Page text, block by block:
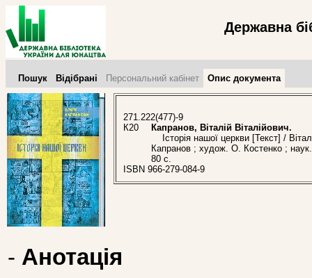
Державна
Пошук Відібрані Персональний кабінет Опис документа
271.222(477)-9
К20
Капранов, Віталій Віталійович.
Історія нашої церкви [Текст] /
Капранов ; худож. О. Костенко ;
80 с.
ISBN 966-279-084-9
- Анотація